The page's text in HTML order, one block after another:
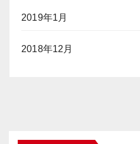
2019年1月
2018年12月